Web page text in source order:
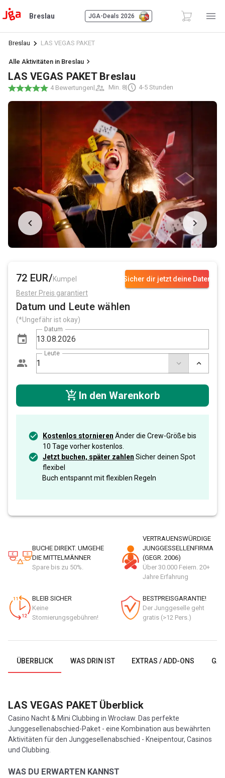
Breslau JGA-Deals 2026
Breslau LAS VEGAS PAKET
Alle Aktivitäten in Breslau
LAS VEGAS PAKET Breslau
4 Bewertungen| Min. 8| 4-5 Stunden
Sicher dir jetzt deine Daten
72 EUR/Kumpel
Bester Preis garantiert
Datum und Leute wählen
(*Ungefähr ist okay)
Datum
Leute
In den Warenkorb
Kostenlos stornieren Änder die Crew-Größe bis
10 Tage vorher kostenlos.
Jetzt buchen, später zahlen Sicher deinen Spot
flexibel
Buch entspannt mit flexiblen Regeln
BUCHE DIREKT. UMGEHE
DIE MITTELMÄNNER
Spare bis zu 50%.
VERTRAUENSWÜRDIGE
JUNGGESSELLENFIRMA
(GEGR. 2006)
Über 30.000 Feiern. 20+
Jahre Erfahrung
BLEIB SICHER
Keine
Stornierungsgebühren!
BESTPREISGARANTIE!
Der Junggeselle geht
gratis (>12 Pers.)
ÜBERBLICK WAS DRIN IST EXTRAS / ADD-ONS
LAS VEGAS PAKETÜberblick
Casino Nacht & Mini Clubbing in Wrocław. Das perfekte
Junggesellenabschied-Paket - eine Kombination aus bewährten
Aktivitäten für den Junggesellenabschied - Kneipentour, Casinos
und Clubbing.
WAS DU ERWARTEN KANNST